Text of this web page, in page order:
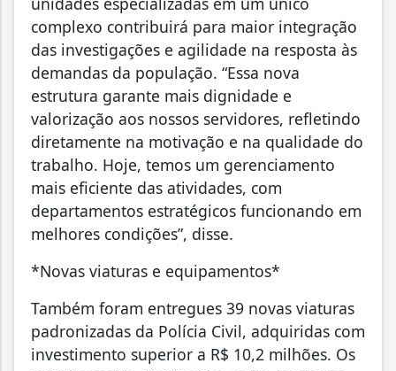
complexo contribuirá para maior integração
das investigações e agilidade na resposta às
demandas da população. “Essa nova
estrutura garante mais dignidade e
valorização aos nossos servidores, refletindo
diretamente na motivação e na qualidade do
trabalho. Hoje, temos um gerenciamento
mais eficiente das atividades, com
departamentos estratégicos funcionando em
melhores condições”, disse.
*Novas viaturas e equipamentos*
Também foram entregues 39 novas viaturas
padronizadas da Polícia Civil, adquiridas com
investimento superior a R$ 10,2 milhões. Os